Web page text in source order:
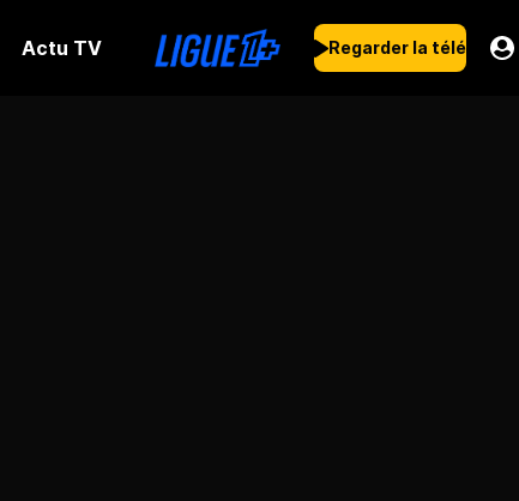
Actu TV Regarder la télé